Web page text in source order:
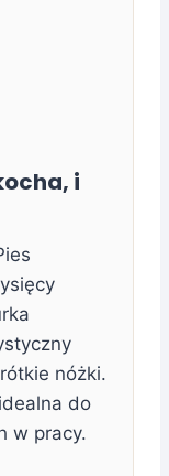
i
nóżki.
do
w pracy.